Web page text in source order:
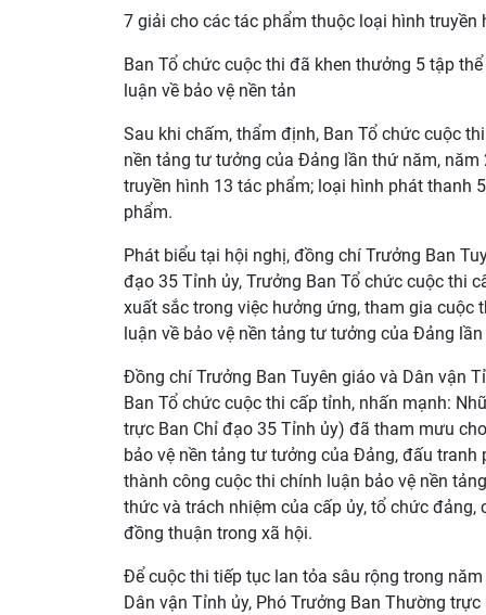
7 giải cho các tác phẩm thuộc loại hình truyền
Ban Tổ chức cuộc thi đã khen thưởng 5 tập
luận về bảo vệ nền tản
Sau khi chấm, thẩm định, Ban Tổ chức cuộc
nền tảng tư tưởng của Đảng lần thứ năm,
truyền hình 13 tác phẩm; loại hình phát thanh
phẩm.
Phát biểu tại hội nghị, đồng chí Trưởng Ban
đạo 35 Tỉnh ủy, Trưởng Ban Tổ chức cuộc thi
xuất sắc trong việc hưởng ứng, tham gia
luận về bảo vệ nền tảng tư tưởng của Đảng
Đồng chí Trưởng Ban Tuyên giáo và Dân vận
Ban Tổ chức cuộc thi cấp tỉnh, nhấn mạnh:
trực Ban Chỉ đạo 35 Tỉnh ủy) đã tham mưu
bảo vệ nền tảng tư tưởng của Đảng, đấu
thành công cuộc thi chính luận bảo vệ nền
thức và trách nhiệm của cấp ủy, tổ chức
đồng thuận trong xã hội.
Để cuộc thi tiếp tục lan tỏa sâu rộng trong
Dân vận Tỉnh ủy, Phó Trưởng Ban Thường